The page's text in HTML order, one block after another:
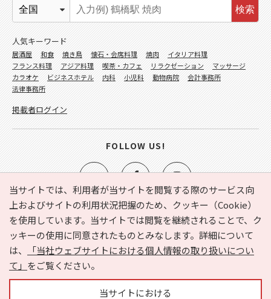
当サイトでは、利用者が当サイトを閲覧する際のサービス向
上およびサイトの利用状況把握のため、クッキー（Cookie）
を使用しています。当サイトでは閲覧を継続されることで、ク
ッキーの使用に同意されたものとみなします。詳細について
は、
「当社ウェブサイトにおける個人情報の取り扱いについ
て」 をご覧ください。
当サイトにおける
e-NAVITA（イーナビタ）とは？ お気に入り
ヘルプ
利用規約
個人情報の取り扱いについて
運営会社
サイトマップ
広告掲載に関するお問い合わせ
検索
人気キーワード
居酒屋 和食 焼き鳥 懐石・会席料理 焼肉
イタリア料理
フランス料理
アジア料理 喫茶・カフェ リラクゼーション
マッサージ
カラオケ
ビジネスホテル 内科 小児科 動物病院
会計事務所
法律事務所
掲載者ログイン
FOLLOW US!